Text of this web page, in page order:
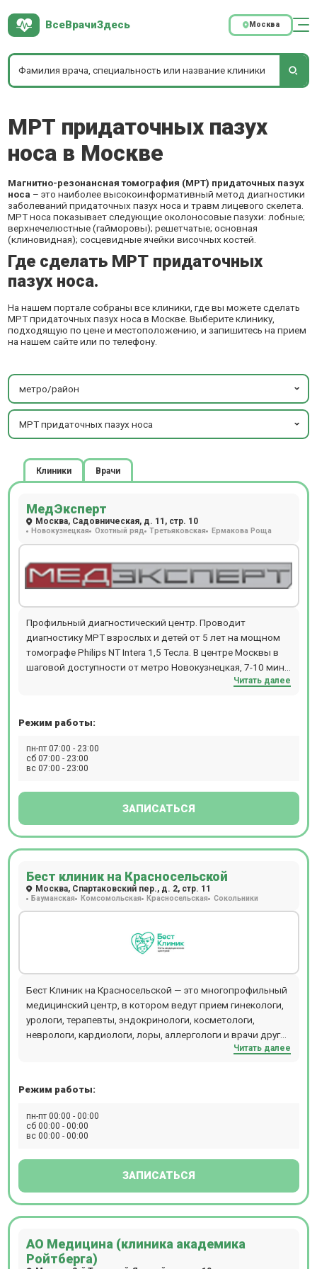
ВсеВрачиЗдесь Москва
МРТ придаточных пазух
носа в Москве
Магнитно-резонансная томография (МРТ) придаточных пазух
носа – это наиболее высокоинформативный метод диагностики
заболеваний придаточных пазух носа и травм лицевого скелета.
МРТ носа показывает следующие околоносовые пазухи: лобные;
верхнечелюстные (гайморовы); решетчатые; основная
(клиновидная); сосцевидные ячейки височных костей.
Где сделать МРТ придаточных
пазух носа.
На нашем портале собраны все клиники, где вы можете сделать
МРТ придаточных пазух носа в Москве. Выберите клинику,
подходящую по цене и местоположению, и запишитесь на прием
на нашем сайте или по телефону.
метро/район
МРТ придаточных пазух носа
Клиники Врачи
МедЭксперт
Москва, Садовническая, д. 11, стр. 10
Новокузнецкая Охотный ряд Третьяковская Ермакова Роща
Профильный диагностический центр. Проводит
диагностику МРТ взрослых и детей от 5 лет на мощном
томографе Philips NT Intera 1,5 Тесла. В центре Москвы в
шаговой доступности от метро Новокузнецкая, 7-10 мин.
пешком. Прием происходит по предварительной записи.
Читать далее
Режим работы:
пн-пт 07:00 - 23:00
сб 07:00 - 23:00
вс 07:00 - 23:00
ЗАПИСАТЬСЯ
Бест клиник на Красносельской
Москва, Спартаковский пер., д. 2, стр. 11
Бауманская Комсомольская Красносельская Сокольники
Бест Клиник на Красносельской — это многопрофильный
медицинский центр, в котором ведут прием гинекологи,
урологи, терапевты, эндокринологи, косметологи,
неврологи, кардиологи, лоры, аллергологи и врачи других
специальностей. Центр объединяет стационар,
физиотерапии, косметологии, пластической хирургии,
диагностическом отделении можно пройти КТ, МРТ
рентген, разные виды УЗИ, сдать экспресс-анализы
оборудование - аппарат ИВЛ Dixion, LigaSure, PLASMAJET,
Компьютерная томография проводится на томографе
SIEMENS SOMATOM go.Up. Магнитно-резонансная
Читать далее
Режим работы:
пн-пт 00:00 - 00:00
сб 00:00 - 00:00
вс 00:00 - 00:00
ЗАПИСАТЬСЯ
АО Медицина (клиника академика
Ройтберга)